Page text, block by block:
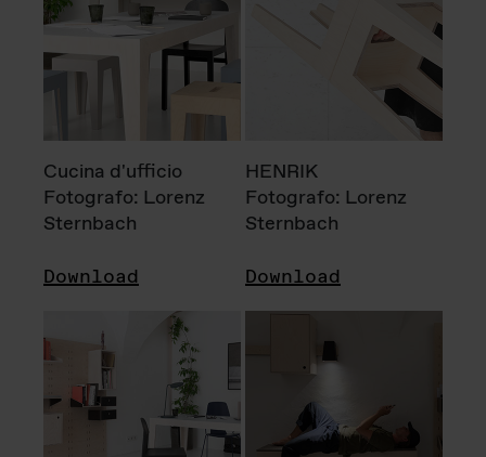
Cucina d'ufficio
Fotografo: Lorenz
Sternbach
Download
HENRIK
Fotografo: Lorenz
Sternbach
Download